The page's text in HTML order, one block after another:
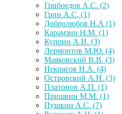
Грибоедов А.С. (2)
Грин А.С. (1)
Добролюбов Н.А (1)
Карамзин Н.М. (1)
Куприн А.И. (3)
Лермонтов М.Ю. (4)
Маяковский В.В. (3)
Некрасов Н.А. (4)
Островский А.Н. (3)
Платонов А.П. (1)
Пришвин М.М. (1)
Пушкин А.С. (7)